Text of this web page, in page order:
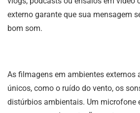
externo garante que sua mensagem
bom som.
As filmagens em ambientes externos
únicos, como o ruído do vento, os
distúrbios ambientais. Um microfone